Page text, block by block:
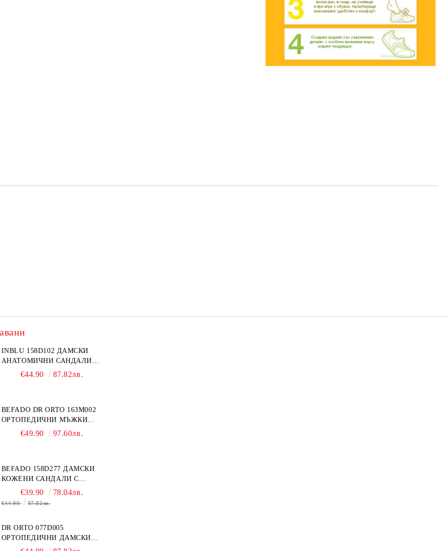
INBLU 158D102 ДАМСКИ
АНАТОМИЧНИ САНДАЛИ
ОТ ЕСТЕСТВЕНА КОЖА,
€44.90 87.82лв.
BEFADO DR ORTO 163M002
ОРТОПЕДИЧНИ МЪЖКИ
ОБУВКИ ЗА ГИПСИРАН ИЛИ
€49.90 97.60лв.
BEFADO 158D277 ДАМСКИ
КОЖЕНИ САНДАЛИ С
ВЕЛКРО, БЕЛИ
€39.90 78.04лв.
€44.90 87.82лв.
DR ORTO 077D005
ОРТОПЕДИЧНИ ДАМСКИ
САНДАЛИ ЗА ОТЕКЪЛ